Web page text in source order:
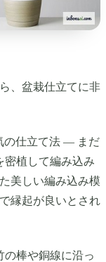
、盆栽仕立てに非
の仕立て法 — まだ
密植して編み込み
美しい編み込み模
縁起が良いとされ
の棒や銅線に沿っ